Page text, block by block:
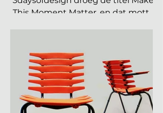
De dertiende editie van
2026 meer dan vierhonderd
merken, ruim 120.000 bezoekers,
acht stadsdelen. De zoete pastels
van een paar jaar geleden zijn
verdwenen. Wat overblijft is koeler,